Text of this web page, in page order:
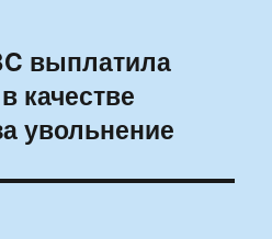
выплатила
качестве
увольнение